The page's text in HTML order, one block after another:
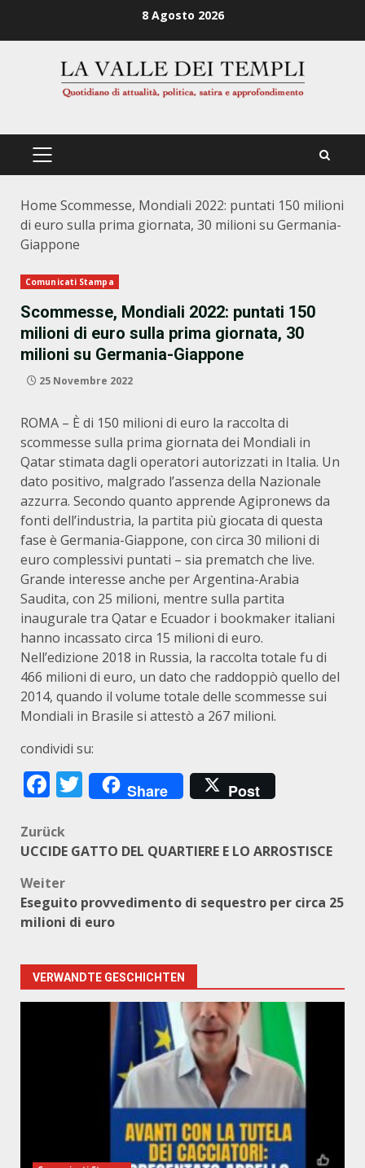
8 Agosto 2026
PRIMÄRES
Home Scommesse, Mondiali 2022: puntati 150 milioni
di euro sulla prima giornata, 30 milioni su Germania-
Giappone
Comunicati Stampa
Scommesse, Mondiali 2022: puntati 150
milioni di euro sulla prima giornata, 30
milioni su Germania-Giappone
25 Novembre 2022
ROMA – È di 150 milioni di euro la raccolta di
scommesse sulla prima giornata dei Mondiali in
Qatar stimata dagli operatori autorizzati in Italia. Un
dato positivo, malgrado l’assenza della Nazionale
azzurra. Secondo quanto apprende Agipronews da
fonti dell’industria, la partita più giocata di questa
fase è Germania-Giappone, con circa 30 milioni di
euro complessivi puntati – sia prematch che live.
Grande interesse anche per Argentina-Arabia
Saudita, con 25 milioni, mentre sulla partita
inaugurale tra Qatar e Ecuador i bookmaker italiani
hanno incassato circa 15 milioni di euro.
Nell’edizione 2018 in Russia, la raccolta totale fu di
466 milioni di euro, un dato che raddoppiò quello del
2014, quando il volume totale delle scommesse sui
Mondiali in Brasile si attestò a 267 milioni.
condividi su:
Facebook
Twitter
Share Post
Beitragsnavigation
Zurück
UCCIDE GATTO DEL QUARTIERE E LO ARROSTISCE
Weiter
Eseguito provvedimento di sequestro per circa 25
milioni di euro
VERWANDTE GESCHICHTEN